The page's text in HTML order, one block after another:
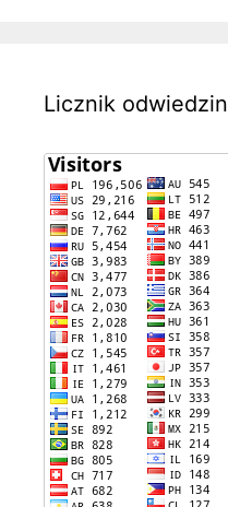
Licznik odwiedzin